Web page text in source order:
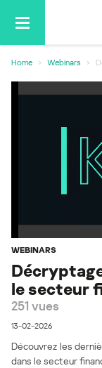
Basculer
Home Webinars
WEBINARS
le secteur
251 vues
13-02-2026
Découvrez les
dans le secteur